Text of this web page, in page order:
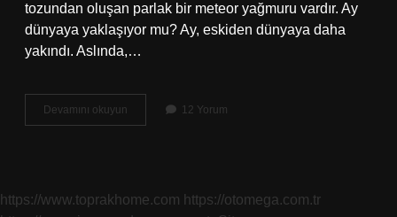
tozundan oluşan parlak bir meteor yağmuru vardır. Ay
dünyaya yaklaşıyor mu? Ay, eskiden dünyaya daha
yakındı. Aslında,…
Devamını okuyun
Dünyaya
12 Yorum
https://www.toprakhome.com https://otomega.com.tr